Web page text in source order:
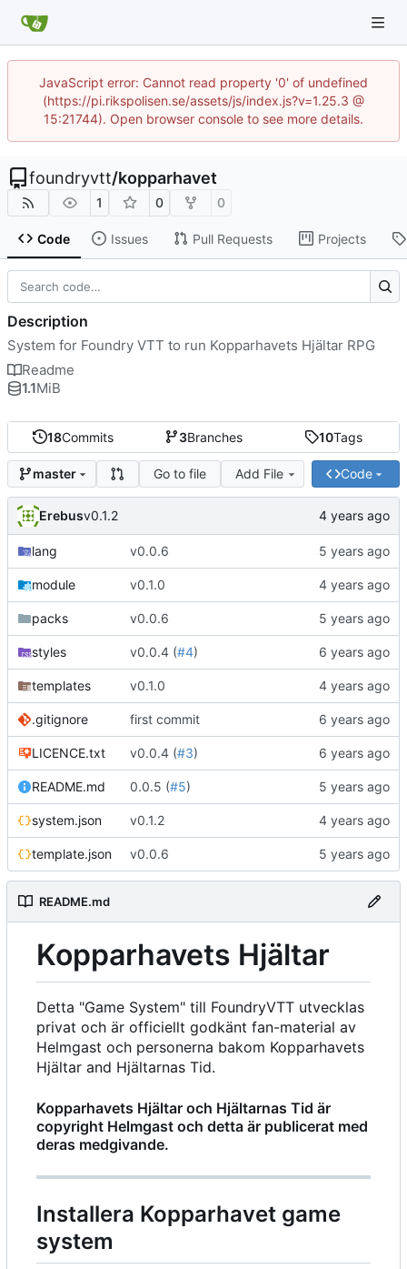
JavaScript error: Cannot read property '0' of undefined
(https://pi.rikspolisen.se/assets/js/index.js?v=1.25.3 @
15:21744). Open browser console to see more details.
foundryvtt/kopparhavet
1 0 0
Code Issues Pull Requests Projects
18Commits 3Branches 10Tags
master Go to file Add File Code
Erebusv0.1.2
lang v0.0.6
module v0.1.0
packs v0.0.6
styles v0.0.4 (#4)
templates v0.1.0
.gitignore first commit
LICENCE.txt v0.0.4 (#3)
README.md 0.0.5 (#5)
system.json v0.1.2
template.json v0.0.6
README.md
Kopparhavets Hjältar
Detta "Game System" till FoundryVTT utvecklas
privat och är officiellt godkänt fan-material av
Helmgast och personerna bakom Kopparhavets
Hjältar and Hjältarnas Tid.
Kopparhavets Hjältar och Hjältarnas Tid är
copyright Helmgast och detta är publicerat med
deras medgivande.
Installera Kopparhavet game
system
Description
System for Foundry VTT to run Kopparhavets Hjältar RPG
Readme
1.1MiB